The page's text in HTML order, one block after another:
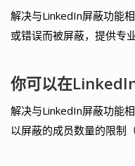
解决与LinkedIn屏蔽功能
或错误而被屏蔽，提供专
你可以在
解决与LinkedIn屏蔽功能
以屏蔽的成员数量的限制